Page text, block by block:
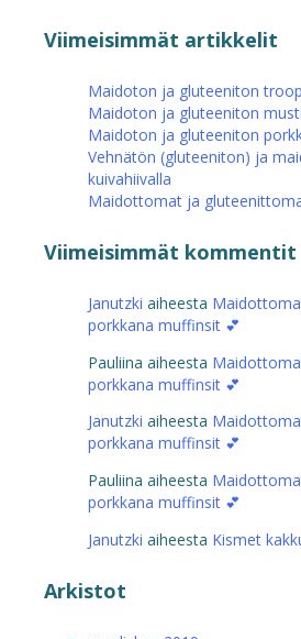
Viimeisimmät artikkelit
Maidoton ja gluteeniton
Maidoton ja gluteeniton
Maidoton ja gluteeniton
Vehnätön (gluteeniton) ja
kuivahiivalla
Maidottomat ja
Viimeisimmät kommentit
Janutzki aiheesta
porkkana muffinsit 💕
Pauliina aiheesta
porkkana muffinsit 💕
Janutzki aiheesta
porkkana muffinsit 💕
Pauliina aiheesta
porkkana muffinsit 💕
Janutzki aiheesta Kismet
Arkistot